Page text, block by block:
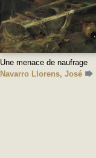
Une menace de naufrage
Navarro Llorens, José